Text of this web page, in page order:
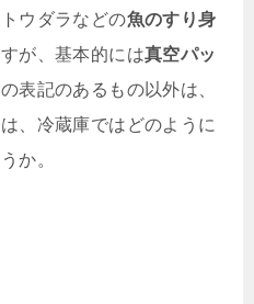
ウダラなどの魚のすり身
が、基本的には真空パッ
表記のあるもの以外は、
、冷蔵庫ではどのように
か。